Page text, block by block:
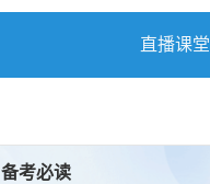
直播课堂
备考必读